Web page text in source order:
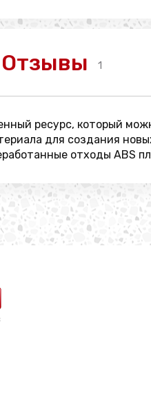
Отзывы 1
ресурс, который
для создания
отходы ABS